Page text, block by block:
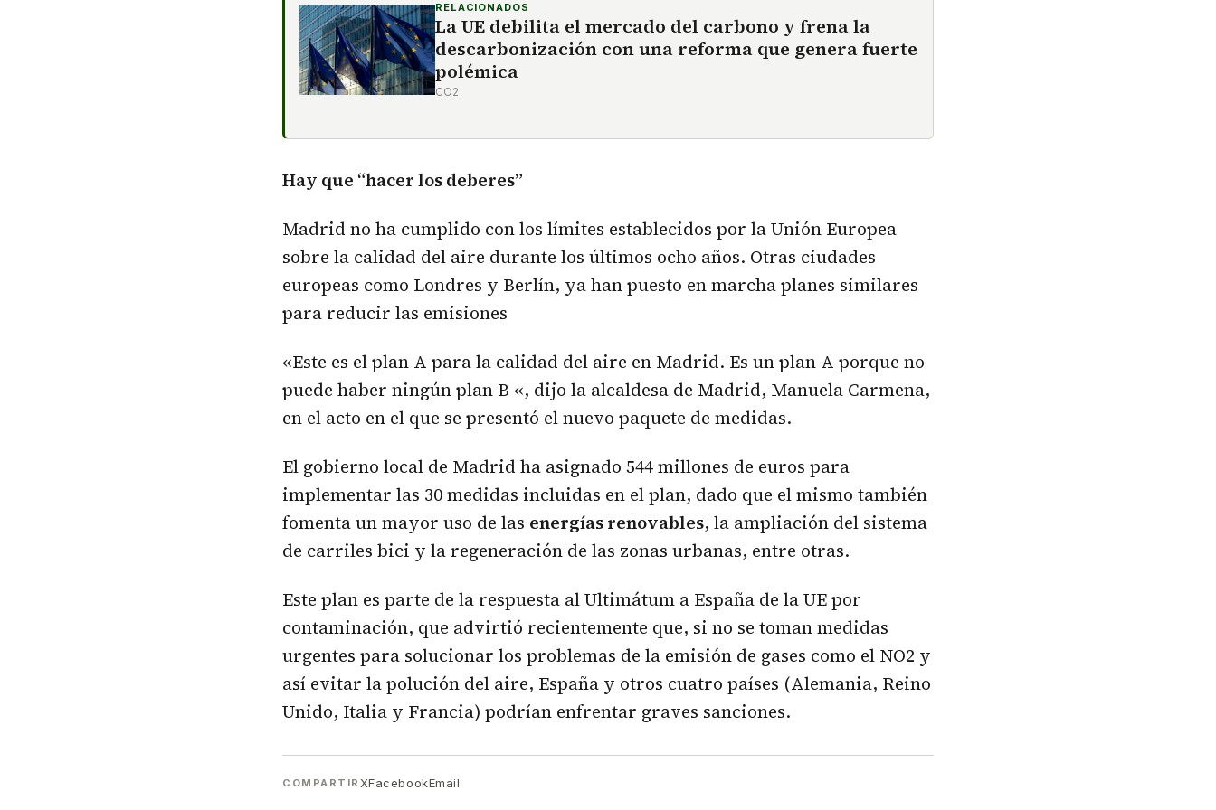
RELACIONADOS
La UE debilita el mercado del carbono y frena la
descarbonización con una reforma que genera fuerte
polémica
CO2
Hay que “hacer los deberes”
Madrid no ha cumplido con los límites establecidos por la Unión Europea
sobre la calidad del aire durante los últimos ocho años. Otras ciudades
europeas como Londres y Berlín, ya han puesto en marcha planes similares
para reducir las emisiones
«Este es el plan A para la calidad del aire en Madrid. Es un plan A porque no
puede haber ningún plan B «, dijo la alcaldesa de Madrid, Manuela Carmena,
en el acto en el que se presentó el nuevo paquete de medidas.
El gobierno local de Madrid ha asignado 544 millones de euros para
implementar las 30 medidas incluidas en el plan, dado que el mismo también
fomenta un mayor uso de las energías renovables, la ampliación del sistema
de carriles bici y la regeneración de las zonas urbanas, entre otras.
Este plan es parte de la respuesta al Ultimátum a España de la UE por
contaminación, que advirtió recientemente que, si no se toman medidas
urgentes para solucionar los problemas de la emisión de gases como el NO2 y
así evitar la polución del aire, España y otros cuatro países (Alemania, Reino
Unido, Italia y Francia) podrían enfrentar graves sanciones.
COMPARTIR XFacebookEmail